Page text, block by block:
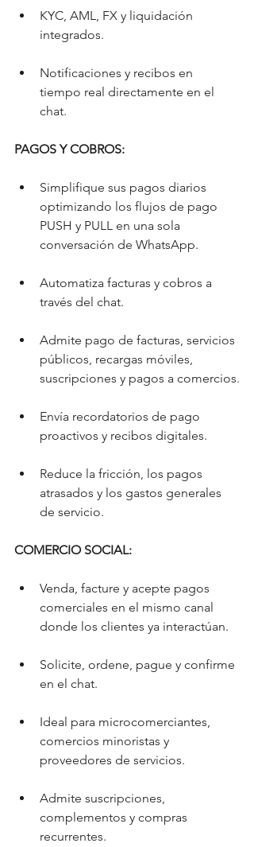
KYC, AML, FX y liquidación
integrados.
Notificaciones y recibos en
tiempo real directamente en el
chat.
PAGOS Y COBROS:
Simplifique sus pagos diarios
optimizando los flujos de pago
PUSH y PULL en una sola
conversación de WhatsApp.
Automatiza facturas y cobros a
través del chat.
Admite pago de facturas, servicios
públicos, recargas móviles,
suscripciones y pagos a comercios.
Envía recordatorios de pago
proactivos y recibos digitales.
Reduce la fricción, los pagos
atrasados ​​y los gastos generales
de servicio.
COMERCIO SOCIAL:
Venda, facture y acepte pagos
comerciales en el mismo canal
donde los clientes ya interactúan.
Solicite, ordene, pague y confirme
en el chat.
Ideal para microcomerciantes,
comercios minoristas y
proveedores de servicios.
Admite suscripciones,
complementos y compras
recurrentes.